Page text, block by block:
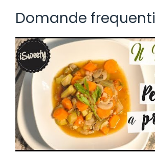
Domande frequenti